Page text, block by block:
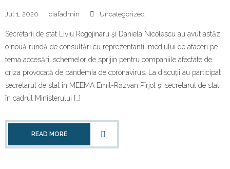
SAL
Contact
Jul 1, 2020 ciafadmin Uncategorized
Secretarii de stat Liviu Rogojinaru şi Daniela Nicolescu au avut astăzi
o nouă rundă de consultări cu reprezentanții mediului de afaceri pe
tema accesării schemelor de sprijin pentru companiile afectate de
criza provocată de pandemia de coronavirus. La discuții au participat
secretarul de stat în MEEMA Emil-Răzvan Pîrjol şi secretarul de stat
în cadrul Ministerului […]
READ MORE